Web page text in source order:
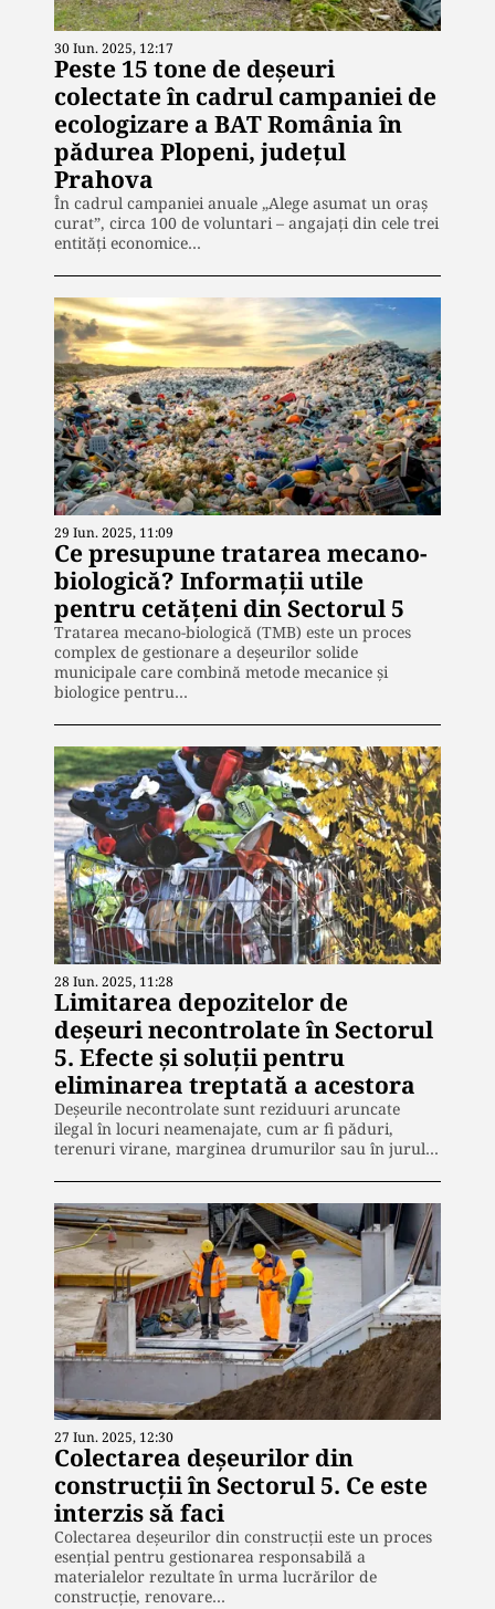
30 Iun. 2025, 12:17
Peste 15 tone de deșeuri
colectate în cadrul campaniei de
ecologizare a BAT România în
pădurea Plopeni, județul
Prahova
În cadrul campaniei anuale „Alege asumat un oraș
curat”, circa 100 de voluntari – angajați din cele trei
entități economice…
29 Iun. 2025, 11:09
Ce presupune tratarea mecano-
biologică? Informații utile
pentru cetățeni din Sectorul 5
Tratarea mecano-biologică (TMB) este un proces
complex de gestionare a deșeurilor solide
municipale care combină metode mecanice și
biologice pentru…
28 Iun. 2025, 11:28
Limitarea depozitelor de
deșeuri necontrolate în Sectorul
5. Efecte și soluții pentru
eliminarea treptată a acestora
Deșeurile necontrolate sunt reziduuri aruncate
ilegal în locuri neamenajate, cum ar fi păduri,
terenuri virane, marginea drumurilor sau în jurul…
27 Iun. 2025, 12:30
Colectarea deșeurilor din
construcții în Sectorul 5. Ce este
interzis să faci
Colectarea deșeurilor din construcții este un proces
esențial pentru gestionarea responsabilă a
materialelor rezultate în urma lucrărilor de
construcție, renovare…